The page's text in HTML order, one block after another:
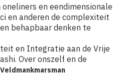
en eendimensionale
en anderen de complexiteit
behapbaar denken te
en Integratie aan de Vrije
Over onszelf en de